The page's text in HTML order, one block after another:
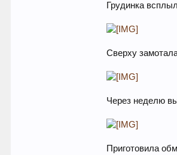
Грудинка
Сверху
Через неделю
Приготовила